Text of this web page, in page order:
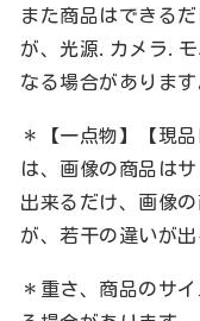
また商品はできる
が、光源.カメラ.モ
なる場合があります
＊【一点物】【現
は、画像の商品は
出来るだけ、画像
が、若干の違いが
＊重さ、商品のサ